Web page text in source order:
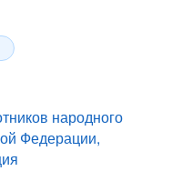
народного
Федерации,